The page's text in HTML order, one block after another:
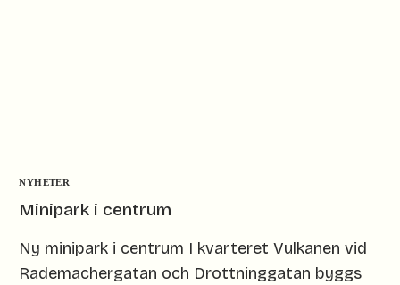
NYHETER
Minipark i centrum
Ny minipark i centrum I kvarteret Vulkanen vid
Rademachergatan och Drottninggatan byggs